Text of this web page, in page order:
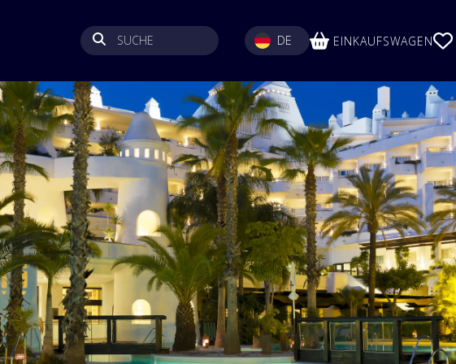
SUCHE SELECT YOUR LANGUAGE
DE EINKAUFSWAGEN